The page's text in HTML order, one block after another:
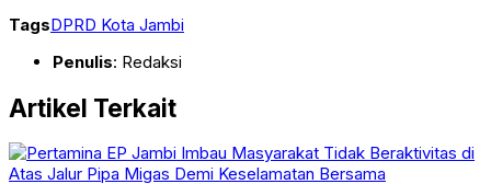
TagsDPRD Kota Jambi
Penulis: Redaksi
Artikel Terkait